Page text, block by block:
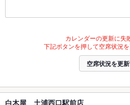
カレンダーの更新に失
下記ボタンを押して空席状況を
空席状況を更
白木屋 土浦西口駅前店